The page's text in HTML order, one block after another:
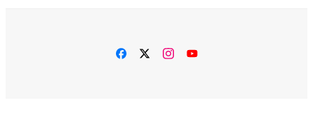
facebooktwitterinstagram
YouTube